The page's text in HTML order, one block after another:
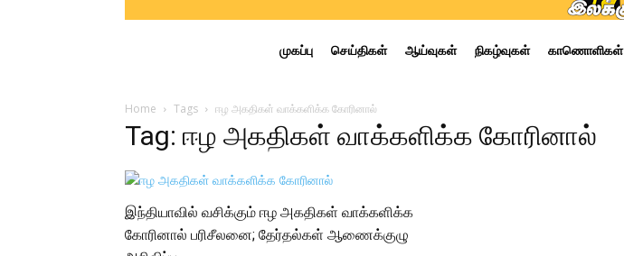
முகப்பு செய்திகள் ஆய்வுகள் நிகழ்வுகள் காணொளிகள்
Home Tags ஈழ அகதிகள் வாக்களிக்க கோரினால்
Tag: ஈழ அகதிகள் வாக்களிக்க கோரினால்
இந்தியாவில் வசிக்கும் ஈழ அகதிகள் வாக்களிக்க
கோரினால் பரிசீலனை; தேர்தல்கள் ஆணைக்குழு